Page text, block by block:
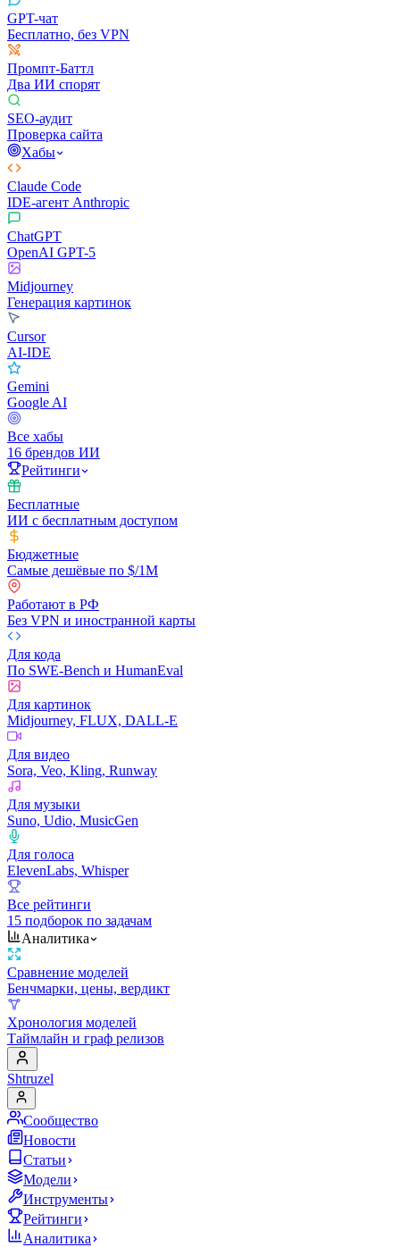
GPT-чат
Бесплатно, без VPN
Промпт-Баттл
Два ИИ спорят
SEO-аудит
Проверка сайта
Хабы
Claude Code
IDE-агент Anthropic
ChatGPT
OpenAI GPT-5
Midjourney
Генерация картинок
Cursor
AI-IDE
Gemini
Google AI
Все хабы
16 брендов ИИ
Рейтинги
Бесплатные
ИИ с бесплатным доступом
Бюджетные
Самые дешёвые по $/1M
Работают в РФ
Без VPN и иностранной карты
Для кода
По SWE-Bench и HumanEval
Для картинок
Midjourney, FLUX, DALL-E
Для видео
Sora, Veo, Kling, Runway
Для музыки
Suno, Udio, MusicGen
Для голоса
ElevenLabs, Whisper
Все рейтинги
15 подборок по задачам
Аналитика
Сравнение моделей
Бенчмарки, цены, вердикт
Хронология моделей
Таймлайн и граф релизов
Shtruzel
Сообщество
Новости
Статьи
Модели
Инструменты
Рейтинги
Аналитика